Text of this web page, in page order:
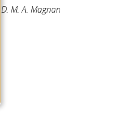
D. M. A. Magnan